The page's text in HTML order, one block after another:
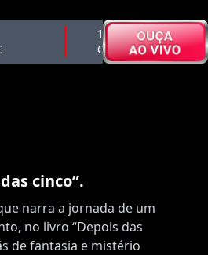
11h00
CAFÉ CULTURAL 1
cinco”.
narra a jornada de um
no livro “Depois das
de fantasia e mistério